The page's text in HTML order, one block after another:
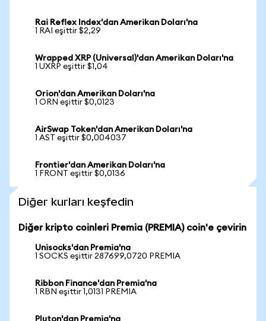
Rai Reflex Index'dan Amerikan Doları'na
1 RAI eşittir $2,29
Wrapped XRP (Universal)'dan Amerikan Doları'na
1 UXRP eşittir $1,04
Orion'dan Amerikan Doları'na
1 ORN eşittir $0,0123
AirSwap Token'dan Amerikan Doları'na
1 AST eşittir $0,004037
Frontier'dan Amerikan Doları'na
1 FRONT eşittir $0,0136
Diğer kurları keşfedin
Diğer kripto coinleri Premia (PREMIA) coin'e çevirin
Unisocks'dan Premia'na
1 SOCKS eşittir 287699,0720 PREMIA
Ribbon Finance'dan Premia'na
1 RBN eşittir 1,0131 PREMIA
Pluton'dan Premia'na